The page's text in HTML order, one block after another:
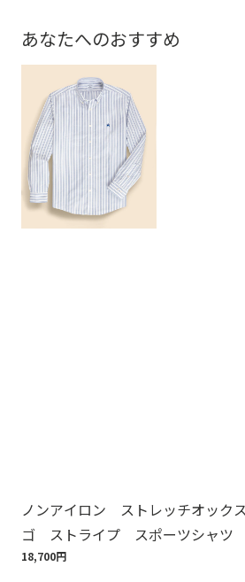
あなたへのおすすめ
ノンアイロン ストレッチオック
ゴ ストライプ スポーツシャツ
18,700円